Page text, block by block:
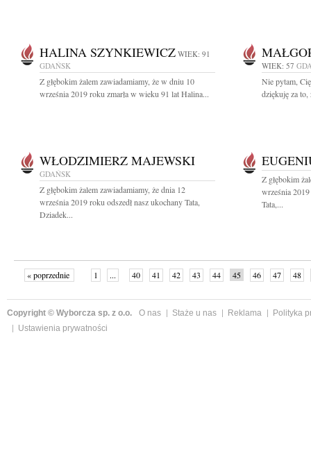
HALINA SZYNKIEWICZ WIEK: 91
GDAŃSK
Z głębokim żalem zawiadamiamy, że w dniu 10
września 2019 roku zmarła w wieku 91 lat Halina...
WIEK: 57
Nie pytam,
dziękuję za to,
WŁODZIMIERZ MAJEWSKI
GDAŃSK
Z głębokim żalem zawiadamiamy, że dnia 12
września 2019 roku odszedł nasz ukochany Tata,
Dziadek...
Z głębokim
września
Tata,...
« poprzednie 1 ... 40 41 42 43 44 45 46 47
48
Copyright © Wyborcza sp. z o.o. O nas Staże u nas Reklama
Polityka
Ustawienia prywatności